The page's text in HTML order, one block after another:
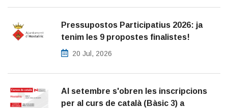
Pressupostos Participatius 2026: ja
tenim les 9 propostes finalistes!
20 Jul, 2026
Al setembre s'obren les inscripcions
per al curs de català (Bàsic 3) a